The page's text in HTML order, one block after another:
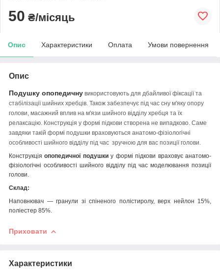
50 ₴/місяць
Опис Характеристики Оплата Умови повернення
Опис
Подушку опопедичну використовують для дбайливої фіксації та
стабілізації шийних хребців. Також забезпечує під час сну м'яку опору
голови, масажний вплив на м'язи шийного відділу хребця та їх
релаксацію. Конструкція у формі підкови створена не випадково. Саме
завдяки такій формі подушки враховуються анатомо-фізіологічні
особливості шийного відділу під час зручною для вас позиції голови.
Конструкціяопопедичної подушкиу формі підкови враховує анатомо-
фізіологічні особливості шийного відділу під час моделювання позиції
голови.
Склад:
Наповнювач — гранули зі спіненого полістиролу, верх нейлон 15%,
поліестер 85%.
Приховати
Характеристики